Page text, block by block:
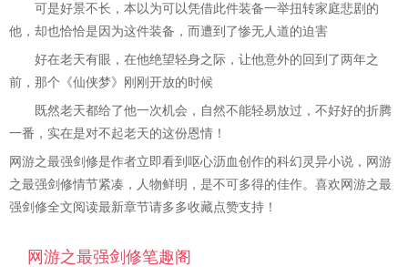
可是好景不长，本以为可以凭借此件装备一举扭转家庭悲剧的
他，却也恰恰是因为这件装备，而遭到了惨无人道的迫害
好在老天有眼，在他绝望轻身之际，让他意外的回到了两年之
前，那个《仙侠梦》刚刚开放的时候
既然老天都给了他一次机会，自然不能轻易放过，不好好的折腾
一番，实在是对不起老天的这份恩情！
网游之最强剑修是作者立即看到呕心沥血创作的科幻灵异小说，网游
之最强剑修情节紧凑，人物鲜明，是不可多得的佳作。喜欢网游之最
强剑修全文阅读最新章节请多多收藏点赞支持！
网游之最强剑修笔趣阁